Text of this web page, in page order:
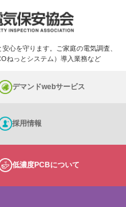
心を守ります。ご家庭の電気調査、
ねっとシステム）導入業務など
デマンドwebサービス
採用情報
低濃度PCBについて